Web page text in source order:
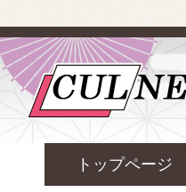
トップページ